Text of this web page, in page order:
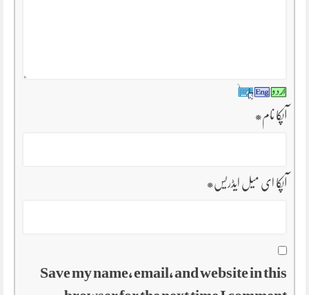
آپکا نام*
آپکا ای میل ایڈریس*
Save my name, email, and website in this